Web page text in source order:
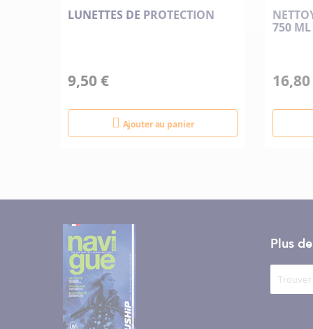
Irritant / nocif - Produits irritants pouvant causer
LUNETTES DE PROTECTION
9,50 €
Ajouter au panier
750 ML
Plus